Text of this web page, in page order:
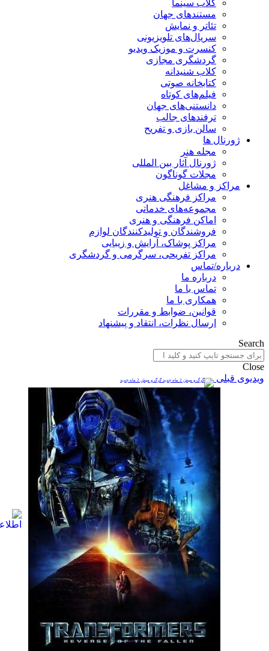
کلاب سینما
مستندهای جهان
تئاتر و نمایش
سریال‌های تلویزیونی
کنسرت و موزیک ویدیو
گردشگری مجازی
کلاب شنیدانه
کتابخانه صوتی
فیلم‌های کوتاه
دانستنی‌های جهان
ترفندهای جالب
سالن بازی و تفریح
ژورنال ها
مجله هنر
ژورنال آثار بین المللی
مجلات گوناگون
مراکز و مشاغل
مراکز فرهنگی هنری
مجموعه‌های خدماتی
اماکن فرهنگی و هنری
فروشندگان و تولیدکنندگان لوازم
مراکز پوشاک، آرایش و زیبایی
مراکز تفریحی، سرگرمی و گردشگری
درباره/تماس
درباره ما
تماس با ما
همکاری با ما
قوانین، ضوابط و مقررات
ارسال نظرات، انتقاد و پیشنهاد
Search
Close
ویدیوی قبلی
گرگ و میش 2 ماه جدید